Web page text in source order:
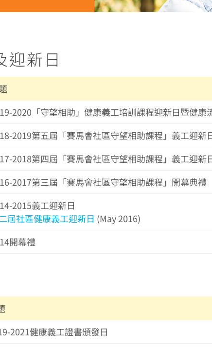
迎新日
2020「守望相助」健康義工培訓課程迎新日暨健康
2019第五屆「賽馬會社區守望相助課程」義工迎新
2018第四屆「賽馬會社區守望相助課程」義工迎新
2017第三屆「賽馬會社區守望相助課程」開幕典禮
2015義工迎新日
屆社區健康義工迎新日 (May 2016)
開幕禮
2021健康義工證書頒發日